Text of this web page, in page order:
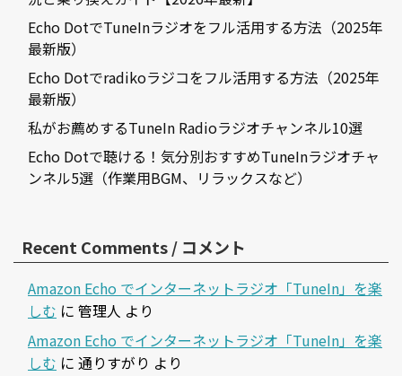
Echo DotでTuneInラジオをフル活用する方法（2025年
最新版）
Echo Dotでradikoラジコをフル活用する方法（2025年
最新版）
私がお薦めするTuneIn Radioラジオチャンネル10選
Echo Dotで聴ける！気分別おすすめTuneInラジオチャ
ンネル5選（作業用BGM、リラックスなど）
Recent Comments / コメント
Amazon Echo でインターネットラジオ「TuneIn」を楽
しむ に 管理人 より
Amazon Echo でインターネットラジオ「TuneIn」を楽
しむ に 通りすがり より